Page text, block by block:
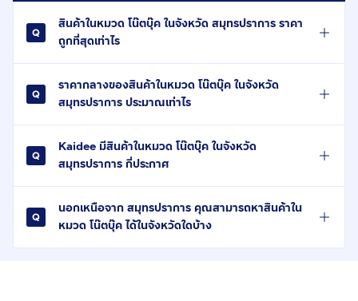
สินค้าในหมวด โน๊ตบุ๊ค ในจังหวัด สมุทรปราการ ราคา
ถูกที่สุดเท่าไร
ราคากลางของสินค้าในหมวด โน๊ตบุ๊ค ในจังหวัด
สมุทรปราการ ประมาณเท่าไร
Kaidee มีสินค้าในหมวด โน๊ตบุ๊ค ในจังหวัด
สมุทรปราการ กี่ประกาศ
นอกเหนือจาก สมุทรปราการ คุณสามารถหาสินค้าใน
หมวด โน๊ตบุ๊ค ได้ในจังหวัดใดบ้าง